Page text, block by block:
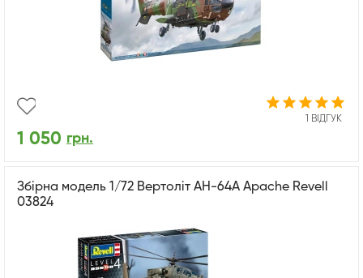
1 ВІДГУК
1 050 грн.
Збірна модель 1/72 Вертоліт AH-64A Apache Revell
03824